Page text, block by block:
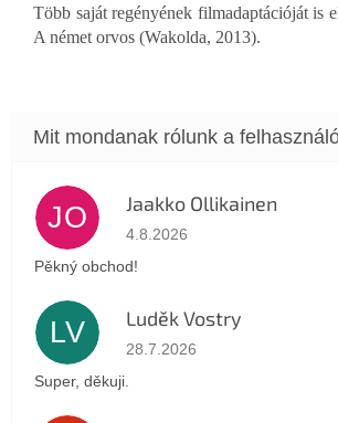
Több saját regényének filmadaptációját is
A német orvos (Wakolda, 2013).
JO Jaakko Ollikainen
Az áruház értékelése 5-ből 5
4.8.2026
Pěkný obchod!
LV Luděk Vostry
Az áruház értékelése 5-ből 5
28.7.2026
Super, děkuji.